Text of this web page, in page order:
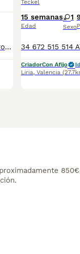
Preciosas hembritas de teckel kanichen de pelo largo color negro fuego. Dos hembritas disponibles. Criadas en ambiente muy sociables. Posibilidad visitas nuestras instalaciones y ver a los padres. Recogida personalmente o hacemos envíos solo en toda España con empresa especializada en transporte de mascotas de confianza. Estamos en la comunidad valenciana en rojales.
Teckel
15 semanas
Edad
1
Sexo
CriadorCon Afijo
Liria, Valencia